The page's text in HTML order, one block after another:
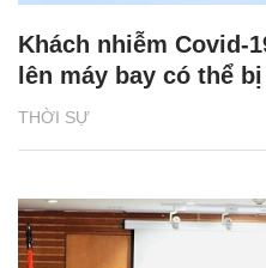
THỜI SỰ
Khách nhiễm Covid-
lên máy bay có thể